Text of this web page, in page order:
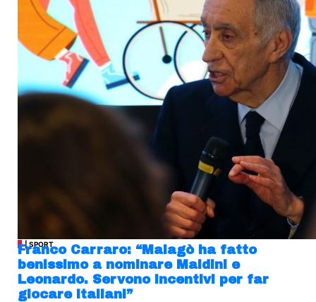
| SPORT
Franco Carraro: “Malagò ha fatto
benissimo a nominare Maldini e
Leonardo. Servono incentivi per far
giocare italiani”